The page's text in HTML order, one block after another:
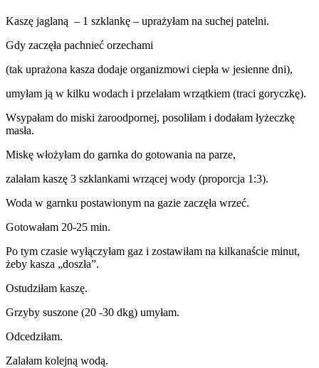
Kaszę jaglaną – 1 szklankę – uprażyłam na suchej patelni.
Gdy zaczęła pachnieć orzechami
(tak uprażona kasza dodaje organizmowi ciepła w jesienne dni),
umyłam ją w kilku wodach i przelałam wrzątkiem (traci goryczkę).
Wsypałam do miski żaroodpornej, posoliłam i dodałam łyżeczkę
masła.
Miskę włożyłam do garnka do gotowania na parze,
zalałam kaszę 3 szklankami wrzącej wody (proporcja 1:3).
Woda w garnku postawionym na gazie zaczęła wrzeć.
Gotowałam 20-25 min.
Po tym czasie wyłączyłam gaz i zostawiłam na kilkanaście minut,
żeby kasza „doszła”.
Ostudziłam kaszę.
Grzyby suszone (20 -30 dkg) umyłam.
Odcedziłam.
Zalałam kolejną wodą.